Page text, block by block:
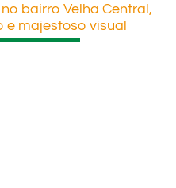
bairro Velha Central,
e majestoso visual